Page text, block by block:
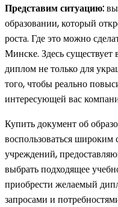
Представим ситуацию:
образовании, который
роста. Где это можно
Минске. Здесь
диплом не только для
того, чтобы реально
интересующей вас
Купить документ об
воспользоваться широким
учреждений,
выбрать подходящее
приобрести желаемый
запросами и